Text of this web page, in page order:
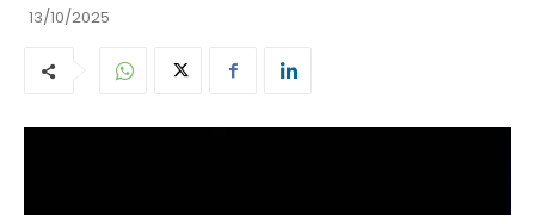
13/10/2025